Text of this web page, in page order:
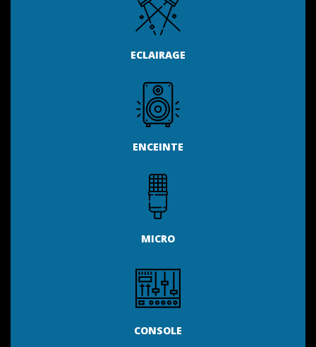
ECLAIRAGE
ENCEINTE
MICRO
CONSOLE